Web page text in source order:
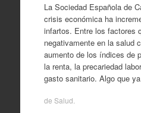
La Sociedad Española de
crisis económica ha
infartos. Entre los factores
negativamente en la salud
aumento de los índices de
la renta, la precariedad
gasto sanitario. Algo que
de Salud